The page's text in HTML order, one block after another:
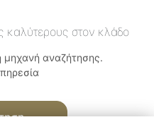
καλύτερους στον κλάδο
μηχανή αναζήτησης.